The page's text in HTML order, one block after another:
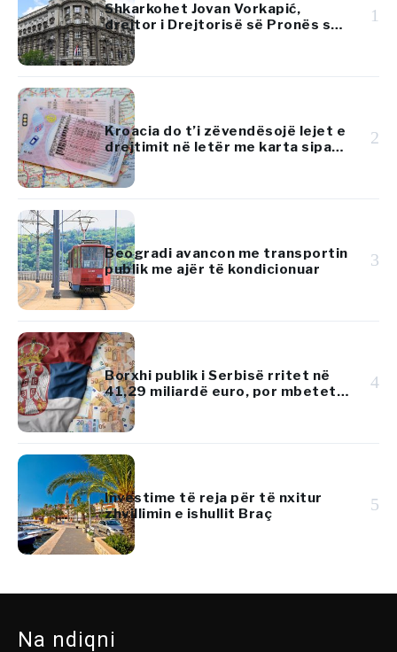
Shkarkohet Jovan Vorkapić,
drejtor i Drejtorisë së Pronës së
Republikës së Serbisë
1
Kroacia do t’i zëvendësojë lejet e
drejtimit në letër me karta sipas
standardeve të BE-së
2
Beogradi avancon me transportin
publik me ajër të kondicionuar
3
Borxhi publik i Serbisë rritet në
41,29 miliardë euro, por mbetet
nën 45% të PBB-së
4
Investime të reja për të nxitur
zhvillimin e ishullit Braç
5
Na ndiqni